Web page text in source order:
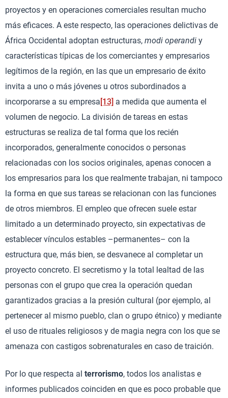
proyectos y en operaciones comerciales resultan mucho
más eficaces. A este respecto, las operaciones delictivas de
África Occidental adoptan estructuras, modi operandi y
características típicas de los comerciantes y empresarios
legítimos de la región, en las que un empresario de éxito
invita a uno o más jóvenes u otros subordinados a
incorporarse a su empresa [13] a medida que aumenta el
volumen de negocio. La división de tareas en estas
estructuras se realiza de tal forma que los recién
incorporados, generalmente conocidos o personas
relacionadas con los socios originales, apenas conocen a
los empresarios para los que realmente trabajan, ni tampoco
la forma en que sus tareas se relacionan con las funciones
de otros miembros. El empleo que ofrecen suele estar
limitado a un determinado proyecto, sin expectativas de
establecer vínculos estables –permanentes– con la
estructura que, más bien, se desvanece al completar un
proyecto concreto. El secretismo y la total lealtad de las
personas con el grupo que crea la operación quedan
garantizados gracias a la presión cultural (por ejemplo, al
pertenecer al mismo pueblo, clan o grupo étnico) y mediante
el uso de rituales religiosos y de magia negra con los que se
amenaza con castigos sobrenaturales en caso de traición.
Por lo que respecta al terrorismo, todos los analistas e
informes publicados coinciden en que es poco probable que